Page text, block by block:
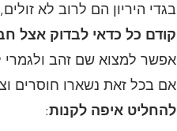
בגדי היריון הם לרוב לא
קודם כל כדאי לבדוק אצל
אפשר למצוא שם זהב
אם בכל זאת נשארו חוסרים
להחליט איפה לקנות: